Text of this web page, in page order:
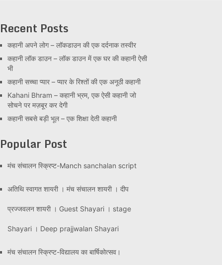
Recent Posts
कहानी अपने लोग – लॉकडाउन की एक दर्दनाक तस्वीर
कहानी लॉक डाउन – लॉक डाउन में एक घर की कहानी ऐसी
भी
कहानी सच्चा प्यार – प्यार के रिश्तों की एक अनूठी कहानी
Kahani Bhram – कहानी भ्रम, एक ऐसी कहानी जो
सोचने पर मज़बूर कर देगी
कहानी सबसे बड़ी भूल – एक शिक्षा देती कहानी
Popular Post
मंच संचालन स्क्रिप्ट-Manch sanchalan script
अतिथि स्वागत शायरी । मंच संचालन शायरी । दीप
प्रज्जवलन शायरी । Guest Shayari । stage
Shayari । Deep prajjwalan Shayari
मंच संचालन स्क्रिप्ट-विद्यालय का बार्षिकोत्सव।